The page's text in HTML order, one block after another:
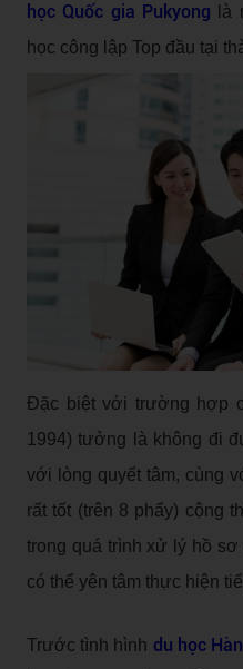
học Quốc gia Pukyong là
học công lập Top đầu tại
Đặc biệt với trường hợp
1994) tưởng là không đi
với lòng quyết tâm, cùng
rất tốt (trên 8 phẩy) cộng
trong quá trình xử lý hồ
có thể yên tâm thực hiện
Trước tình hình du học